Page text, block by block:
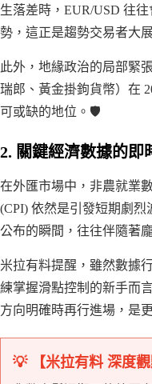
生落差時，EUR/USD 往
勢，這正是趨勢交易者大
此外，地緣政治的局部緊
瑞郎、黃金掛鉤貨幣）在
可或缺的地位。🛡️
2. 關鍵經濟數據的即
在外匯市場中，非農就業
(CPI) 依然是引發短期劇
公布的瞬間，往往伴隨著
米拉有料提醒，雖然數據
練掌握滑點控制的新手而
方向明確時再行進場，是
💡 【米拉有料 深度觀